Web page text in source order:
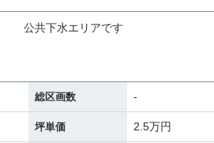
公共下水エリアです
総区画数 -
坪単価 2.5万円